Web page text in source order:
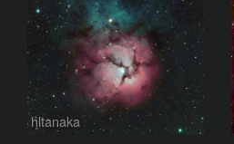
hltanaka